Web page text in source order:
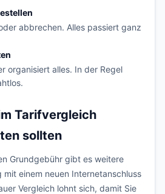
abbrechen. Alles passiert ganz
organisiert alles. In der Regel
Tarifvergleich
sollten
Grundgebühr gibt es weitere
mit einem neuen Internetanschluss
Vergleich lohnt sich, damit Sie